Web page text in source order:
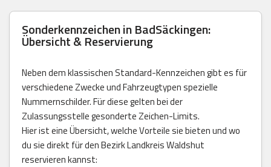
Sonderkennzeichen in BadSäckingen:
Übersicht & Reservierung
Neben dem klassischen Standard-Kennzeichen gibt es für
verschiedene Zwecke und Fahrzeugtypen spezielle
Nummernschilder. Für diese gelten bei der
Zulassungsstelle gesonderte Zeichen-Limits.
Hier ist eine Übersicht, welche Vorteile sie bieten und wo
du sie direkt für den Bezirk Landkreis Waldshut
reservieren kannst: